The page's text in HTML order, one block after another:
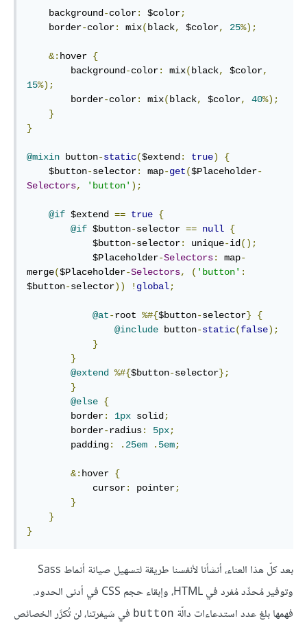
    background
-color: $color;
    border
-color: mix( black, $color, 25%);
&: hover {
        background
-color: mix( black, $color,
15%);
        border
-color: mix( black, $color, 40%);
}
}
@mixin button-static($extend : true)
{
    $button
-selector: map-get($Placeholder-
Selectors, 'button' );
@if $extend == true {
@if $button-selector == null {
            $button
-selector: unique-id ();
            $Placeholder
-Selectors: map-
merge($Placeholder-Selectors, ( 'button' :
$button-selector)) ! global;
@at-root %#{$button-selector}
{
@include button-static(false);
}
}
@extend
%#{$button-selector};
}
@else {
        border
: 1px solid ;
        border
-radius: 5px;
        padding
: . 25em . 5em;
&: hover {
            cursor
: pointer;
}
}
}
بعد كلّ هذا العناء، أنشأنا لأنفسنا طريقة لتسهيل صيانة أنماط Sass
وتوفير مُحدِّد مُفرد في HTML، وإبقاء حجم CSS في أدنى الحدود.
فهمها بلغ عدد استدعاءات دالّة button في شيفرتنا، لن تُكرَّر الخصائص